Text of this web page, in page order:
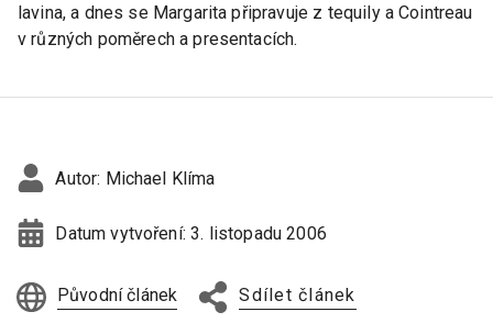
lavina, a dnes se Margarita připravuje z tequily a Cointreau
v různých poměrech a presentacích.
Autor: Michael Klíma
Datum vytvoření:3. listopadu 2006
Původní článek Sdílet článek